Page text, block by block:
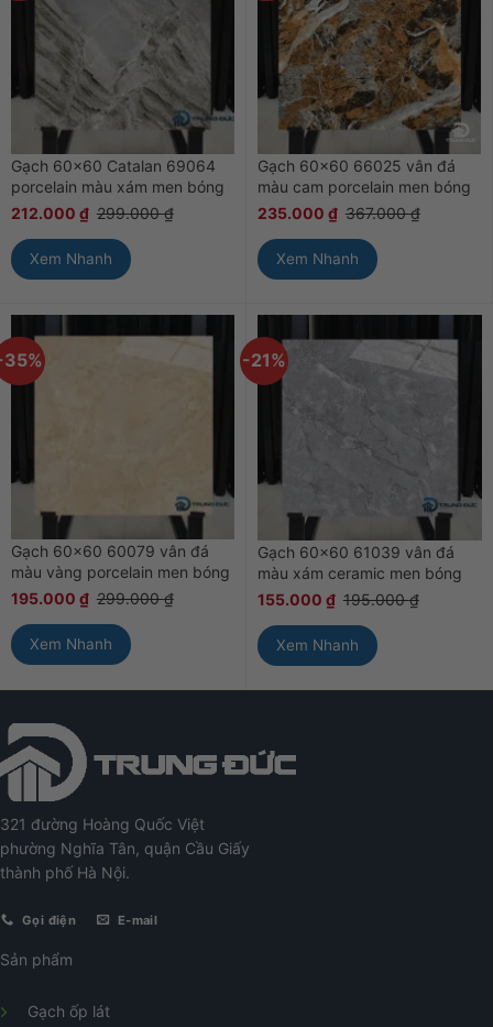
Gạch 60×60 Catalan 69064
porcelain màu xám men bóng
212.000 ₫ 299.000₫
Xem Nhanh
Gạch 60×60 66025 vân đá
màu cam porcelain men bóng
235.000 ₫ 367.000₫
Xem Nhanh
Gạch 60×60 60079 vân đá
màu vàng porcelain men bóng
195.000 ₫ 299.000₫
Xem Nhanh
-21%
Gạch 60×60 61039 vân đá
màu xám ceramic men bóng
155.000 ₫ 195.000₫
Xem Nhanh
321 đường Hoàng Quốc Việt
phường Nghĩa Tân, quận Cầu Giấy
thành phố Hà Nội.
Gọi điện E-mail
Sản phẩm
Gạch ốp lát